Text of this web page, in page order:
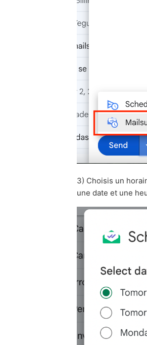
3) Choisis un
une date et une